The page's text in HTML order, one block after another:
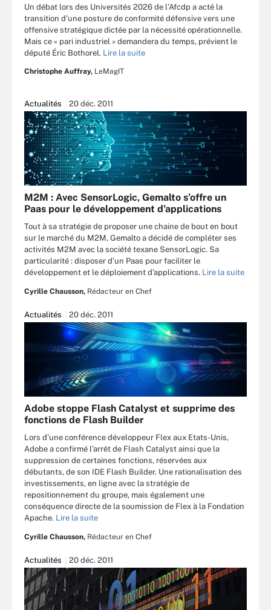
Un débat lors des Universités 2026 de l’Afcdp a acté la
transition d’une posture de conformité défensive vers une
offensive stratégique dictée par la nécessité opérationnelle.
Mais ce « pari industriel » demandera du temps, prévient le
député Éric Bothorel. Lire la suite
Christophe Auffray, LeMagIT
Actualités 20 déc. 2011
M2M : Avec SensorLogic, Gemalto s’offre un
Paas pour le développement d’applications
Tout à sa stratégie de proposer une chaine de bout en bout
sur le marché du M2M, Gemalto a décidé de compléter ses
activités M2M avec la société texane SensorLogic. Sa
particularité : disposer d’un Paas pour faciliter le
développement et le déploiement d’applications. Lire la suite
Cyrille Chausson, Rédacteur en Chef
Actualités 20 déc. 2011
Adobe stoppe Flash Catalyst et supprime des
fonctions de Flash Builder
Lors d’une conférence développeur Flex aux Etats-Unis,
Adobe a confirmé l’arrêt de Flash Catalyst ainsi que la
suppression de certaines fonctions, réservées aux
débutants, de son IDE Flash Builder. Une rationalisation des
investissements, en ligne avec la stratégie de
repositionnement du groupe, mais également une
conséquence directe de la soumission de Flex à la Fondation
Apache. Lire la suite
Cyrille Chausson, Rédacteur en Chef
Actualités 20 déc. 2011